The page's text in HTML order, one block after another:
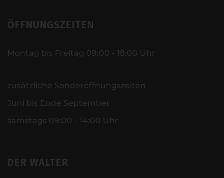
ÖFFNUNGSZEITEN
Montag bis Freitag 09:00 - 18:00 Uhr
zusätzliche Sonderöffnungszeiten
Juni bis Ende September
samstags 09:00 - 14:00 Uhr
DER WALTER